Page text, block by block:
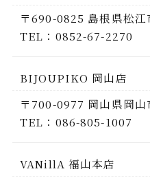
〒690-0825 島根県松
TEL：0852-67-2270
BIJOUPIKO 岡山店
〒700-0977 岡山県岡山
TEL：086-805-1007
VANillA 福山本店